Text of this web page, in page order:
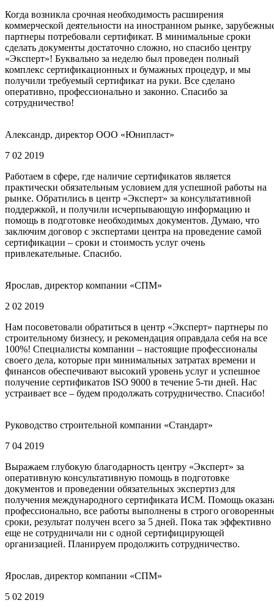
Когда возникла срочная необходимость расширения
коммерческой деятельности на иностранном рынке,
партнеры потребовали сертификат. В минимальные сроки
сделать документы достаточно сложно, но спасибо центру
«Эксперт»! Буквально за неделю был проведен полный
комплекс сертификационных и бумажных процедур, и мы
получили требуемый сертификат на руки. Все сделано
оперативно, профессионально и законно. Спасибо за
сотрудничество!
Александр, директор ООО «Юнипласт»
7 02 2019
Работаем в сфере, где наличие сертификатов является
практически обязательным условием для успешной работы на
рынке. Обратились в центр «Эксперт» за консультативной
поддержкой, и получили исчерпывающую информацию и
помощь в подготовке необходимых документов. Думаю, что
заключим договор с экспертами центра на проведение самой
сертификации – сроки и стоимость услуг очень
привлекательные. Спасибо.
Ярослав, директор компании «СПМ»
2 02 2019
Нам посоветовали обратиться в центр «Эксперт» партнеры по
строительному бизнесу, и рекомендация оправдала себя на все
100%! Специалисты компании – настоящие профессионалы
своего дела, которые при минимальных затратах времени и
финансов обеспечивают высокий уровень услуг и успешное
получение сертификатов ISO 9000 в течение 5-ти дней. Нас
устраивает все – будем продолжать сотрудничество. Спасибо!
Руководство строительной компании «Стандарт»
7 04 2019
Выражаем глубокую благодарность центру «Эксперт» за
оперативную консультативную помощь в подготовке
документов и проведении обязательных экспертиз для
получения международного сертификата ИСМ. Помощь
профессионально, все работы выполнены в строго
сроки, результат получен всего за 5 дней. Пока так эффективно
еще не сотрудничали ни с одной сертифицирующей
организацией. Планируем продолжить сотрудничество.
Ярослав, директор компании «СПМ»
5 02 2019